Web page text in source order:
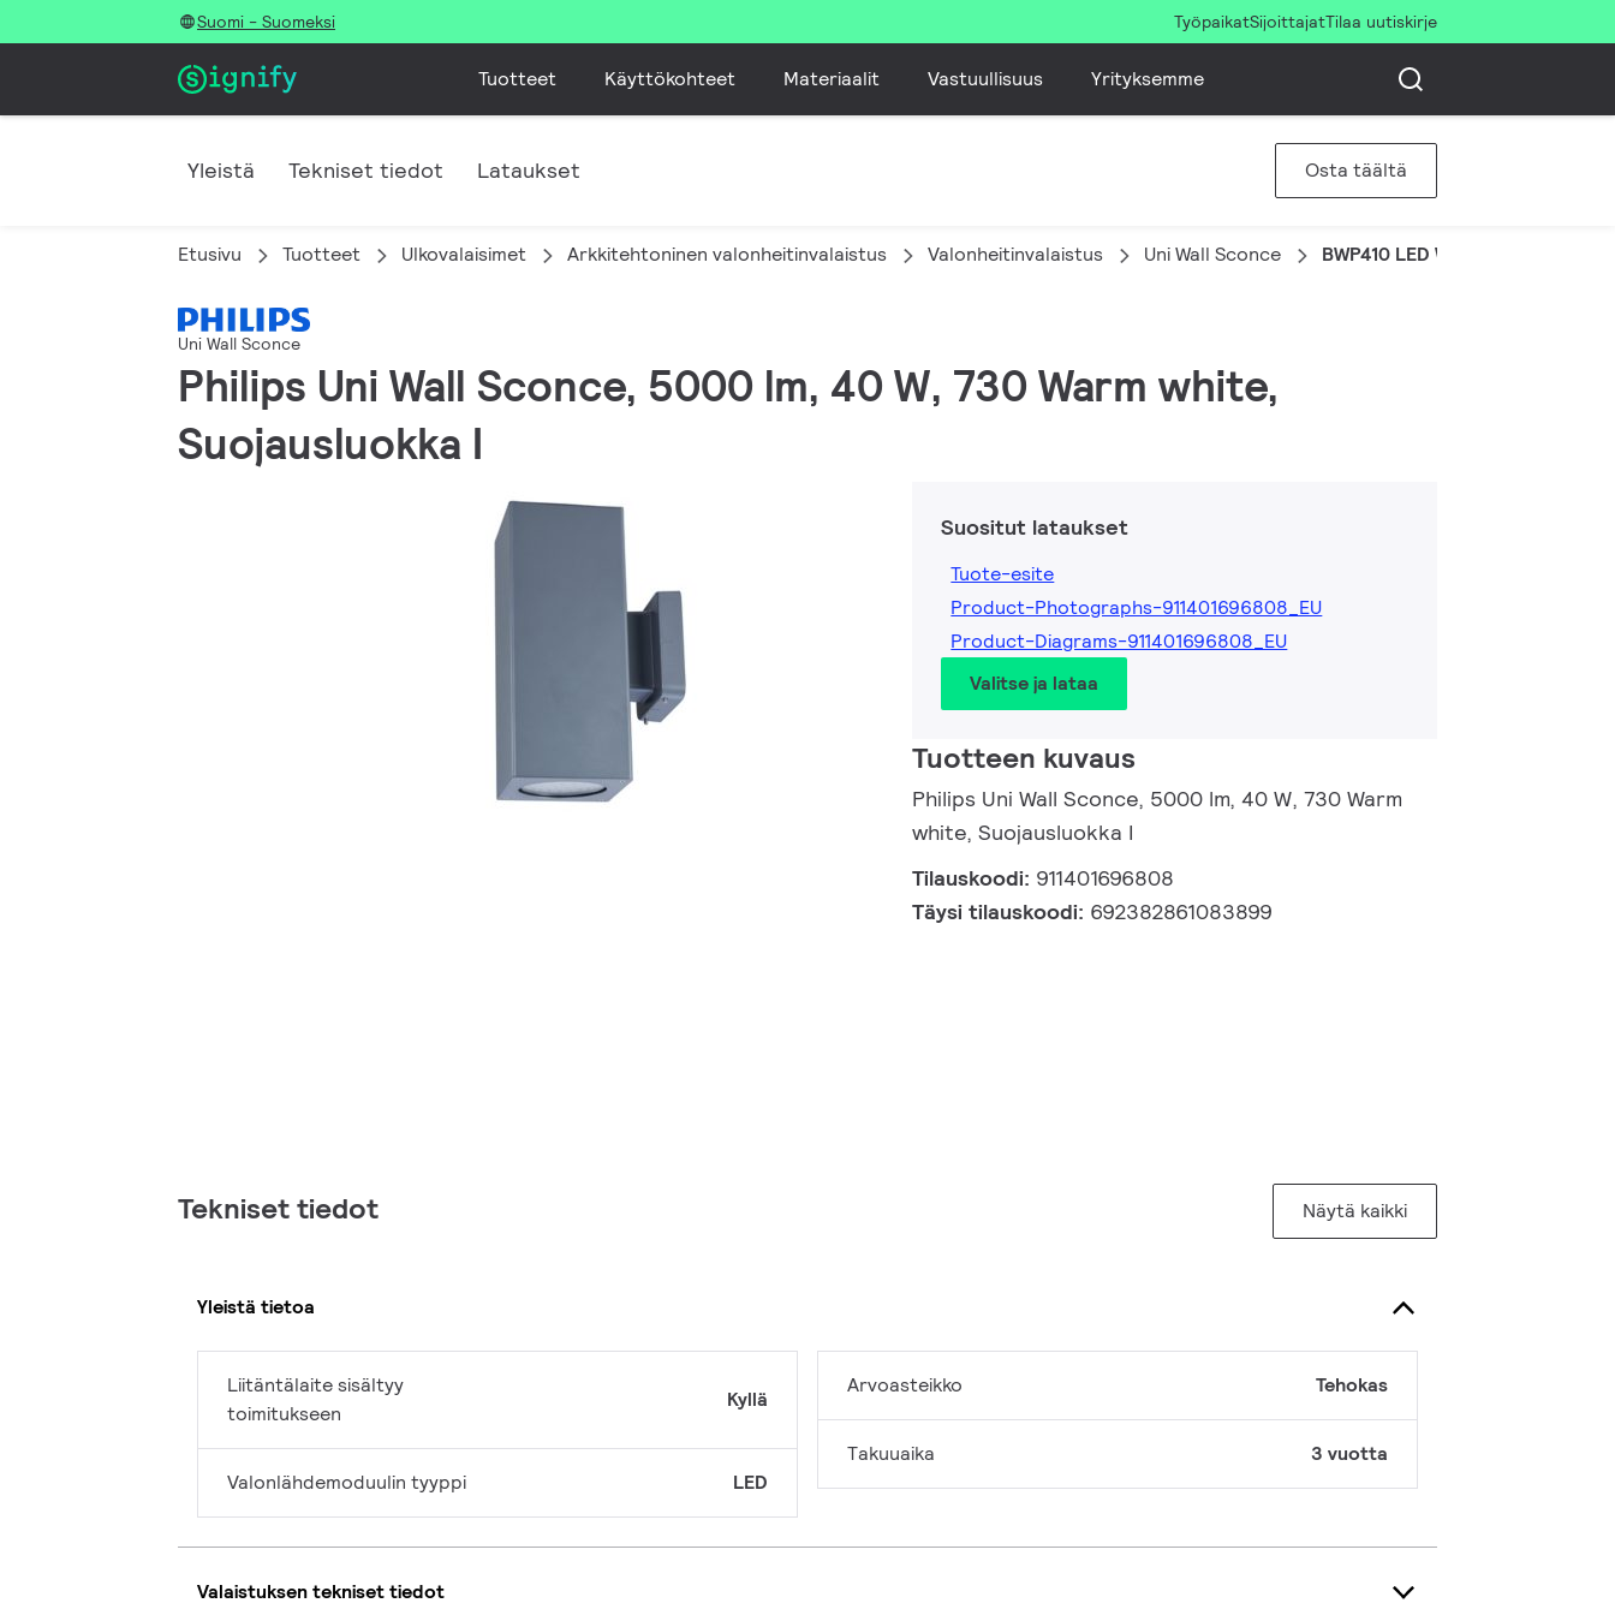
Suomi - Suomeksi TyöpaikatSijoittajatTilaa uutiskirje
Tuotteet Käyttökohteet Materiaalit Vastuullisuus Yrityksemme
Yleistä Tekniset tiedot Lataukset Osta täältä
Etusivu Tuotteet Ulkovalaisimet Arkkitehtoninen valonheitinvalaistus Valonheitinvalaistus Uni Wall Sconce BWP410 LED WW 220V 40W MB
Uni Wall Sconce
Philips Uni Wall Sconce, 5000 lm, 40 W, 730 Warm white,
Suojausluokka I
Suositut lataukset
Tuote-esite
Product-Photographs-911401696808_EU
Product-Diagrams-911401696808_EU
Valitse ja lataa
Tuotteen kuvaus
Philips Uni Wall Sconce, 5000 lm, 40 W, 730 Warm
white, Suojausluokka I
Tilauskoodi: 911401696808
Täysi tilauskoodi: 692382861083899
Tekniset tiedot Näytä kaikki
Yleistä tietoa
Liitäntälaite sisältyy
toimitukseen
Kyllä
Valonlähdemoduulin tyyppi LED
Arvoasteikko Tehokas
Takuuaika 3 vuotta
Valaistuksen tekniset tiedot